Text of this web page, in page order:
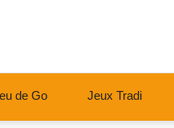
de Go Jeux Tradi